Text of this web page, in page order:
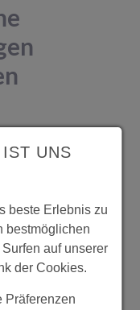
UNS
beste Erlebnis zu
bestmöglichen
auf unserer
der Cookies.
Präferenzen